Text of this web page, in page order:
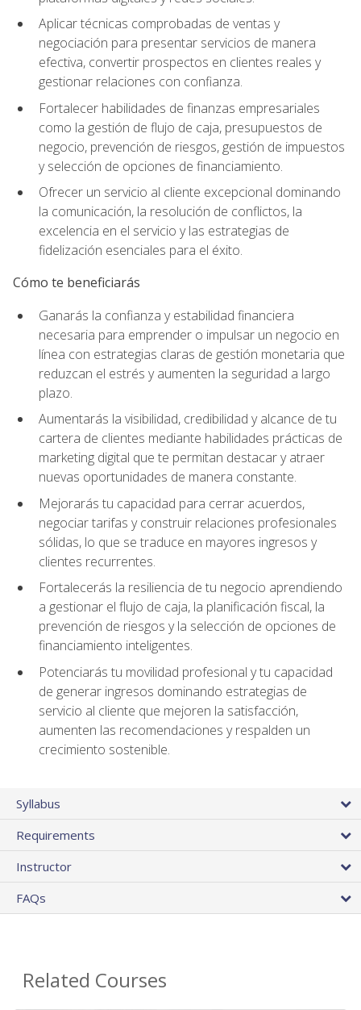
Aplicar técnicas comprobadas de ventas y
negociación para presentar servicios de manera
efectiva, convertir prospectos en clientes reales y
gestionar relaciones con confianza.
Fortalecer habilidades de finanzas empresariales
como la gestión de flujo de caja, presupuestos de
negocio, prevención de riesgos, gestión de impuestos
y selección de opciones de financiamiento.
Ofrecer un servicio al cliente excepcional dominando
la comunicación, la resolución de conflictos, la
excelencia en el servicio y las estrategias de
fidelización esenciales para el éxito.
Cómo te beneficiarás
Ganarás la confianza y estabilidad financiera
necesaria para emprender o impulsar un negocio en
línea con estrategias claras de gestión monetaria que
reduzcan el estrés y aumenten la seguridad a largo
plazo.
Aumentarás la visibilidad, credibilidad y alcance de tu
cartera de clientes mediante habilidades prácticas de
marketing digital que te permitan destacar y atraer
nuevas oportunidades de manera constante.
Mejorarás tu capacidad para cerrar acuerdos,
negociar tarifas y construir relaciones profesionales
sólidas, lo que se traduce en mayores ingresos y
clientes recurrentes.
Fortalecerás la resiliencia de tu negocio aprendiendo
a gestionar el flujo de caja, la planificación fiscal, la
prevención de riesgos y la selección de opciones de
financiamiento inteligentes.
Potenciarás tu movilidad profesional y tu capacidad
de generar ingresos dominando estrategias de
servicio al cliente que mejoren la satisfacción,
aumenten las recomendaciones y respalden un
crecimiento sostenible.
Syllabus
Requirements
Instructor
FAQs
Related Courses